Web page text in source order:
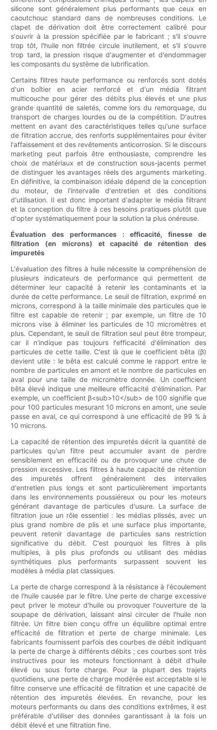
silicone sont généralement plus performants que ceux en
caoutchouc standard dans de nombreuses conditions. Le
clapet de dérivation doit être correctement calibré pour
s'ouvrir à la pression spécifiée par le fabricant ; s'il s'ouvre
trop tôt, l'huile non filtrée circule inutilement, et s'il s'ouvre
trop tard, la pression risque d'augmenter et d'endommager
les composants du système de lubrification.
Certains filtres haute performance ou renforcés sont dotés
d'un boîtier en acier renforcé et d'un média filtrant
multicouche pour gérer des débits plus élevés et une plus
grande quantité de saletés, comme lors du remorquage, du
transport de charges lourdes ou de la compétition. D'autres
mettent en avant des caractéristiques telles qu'une surface
de filtration accrue, des renforts supplémentaires pour éviter
l'affaissement et des revêtements anticorrosion. Si le discours
marketing peut parfois être enthousiaste, comprendre les
choix de matériaux et de construction sous-jacents permet
de distinguer les avantages réels des arguments marketing.
En définitive, la combinaison idéale dépend de la conception
du moteur, de l'intervalle d'entretien et des conditions
d'utilisation. Il est donc important d'adapter le média filtrant
et la conception du filtre à ces besoins pratiques plutôt que
d'opter systématiquement pour la solution la plus onéreuse.
Évaluation des performances : efficacité, finesse de
filtration (en microns) et capacité de rétention des
impuretés
L'évaluation des filtres à huile nécessite la compréhension de
plusieurs indicateurs de performance qui permettent de
déterminer leur capacité à retenir les contaminants et la
durée de cette performance. Le seuil de filtration, exprimé en
microns, correspond à la taille minimale des particules que le
filtre est capable de retenir ; par exemple, un filtre de 10
microns vise à éliminer les particules de 10 micromètres et
plus. Cependant, le seuil de filtration seul peut être trompeur,
car il n'indique pas toujours l'efficacité d'élimination des
particules de cette taille. C'est là que le coefficient bêta (β)
devient utile : le bêta est calculé comme le rapport entre le
nombre de particules en amont et le nombre de particules en
aval pour une taille de micromètre donnée. Un coefficient
bêta élevé indique une meilleure efficacité d'élimination. Par
exemple, un coefficient β<sub>10</sub> de 100 signifie que
pour 100 particules mesurant 10 microns en amont, une seule
passe en aval, ce qui correspond à une efficacité de 99 % à
10 microns.
La capacité de rétention des impuretés décrit la quantité de
particules qu'un filtre peut accumuler avant de perdre
sensiblement en efficacité ou de provoquer une chute de
pression excessive. Les filtres à haute capacité de rétention
des impuretés offrent généralement des intervalles
d'entretien plus longs et sont particulièrement importants
dans les environnements poussiéreux ou pour les moteurs
générant davantage de particules d'usure. La surface de
filtration joue un rôle essentiel : les médias plissés, avec un
plus grand nombre de plis et une surface plus importante,
peuvent retenir davantage de particules sans restriction
significative du débit. C'est pourquoi les filtres à plis
multiples, à plis plus profonds ou utilisant des médias
synthétiques plus performants surpassent souvent les
modèles à média plat classiques.
La perte de charge correspond à la résistance à l'écoulement
de l'huile causée par le filtre. Une perte de charge excessive
peut priver le moteur d'huile ou provoquer l'ouverture de la
soupape de dérivation, laissant ainsi circuler de l'huile non
filtrée. Un filtre bien conçu offre un équilibre optimal entre
efficacité de filtration et perte de charge minimale. Les
fabricants fournissent parfois des courbes de débit indiquant
la perte de charge à différents débits ; ces courbes sont très
instructives pour les moteurs fonctionnant à débit d'huile
élevé ou sous forte charge. Pour la plupart des trajets
quotidiens, une perte de charge modérée est acceptable si le
filtre conserve une efficacité de filtration et une capacité de
rétention des impuretés élevées. En revanche, pour les
moteurs performants ou dans des conditions extrêmes, il est
préférable d'utiliser des données garantissant à la fois un
débit élevé et une filtration fine.